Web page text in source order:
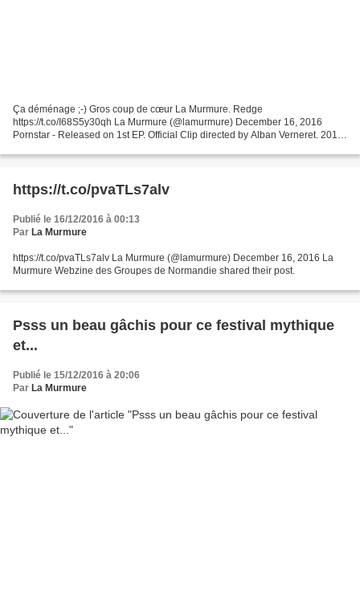
Ça déménage ;-) Gros coup de cœur La Murmure. Redge
https://t.co/I68S5y30qh La Murmure (@lamurmure) December 16, 2016
Pornstar - Released on 1st EP. Official Clip directed by Alban Verneret. 2016.
https://t.co/pvaTLs7alv
Publié le 16/12/2016 à 00:13
Par La Murmure
https://t.co/pvaTLs7alv La Murmure (@lamurmure) December 16, 2016 La
Murmure Webzine des Groupes de Normandie shared their post.
Psss un beau gâchis pour ce festival mythique
et...
Publié le 15/12/2016 à 20:06
Par La Murmure